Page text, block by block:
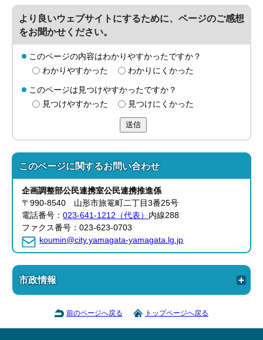
より良いウェブサイトにするために、ページのご感想
をお聞かせください。
このページの内容はわかりやすかったですか？
わかりやすかった
わかりにくかった
このページは見つけやすかったですか？
見つけやすかった
見つけにくかった
送信
このページに関するお問い合わせ
企画調整部公民連携室公民連携推進係
〒990-8540 山形市旅篭町二丁目3番25号
電話番号：023-641-1212（代表） 内線288
ファクス番号：023-623-0703
koumin@city.yamagata-yamagata.lg.jp
市政情報
前のページへ戻る トップページへ戻る